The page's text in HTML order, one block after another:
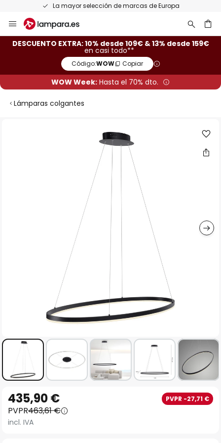
La mayor selección de marcas de Europa
al
contenido
DESCUENTO EXTRA: 10% desde 109€ & 13% desde 159€
en casi todo**
Código:WOW Copiar
WOW Week: Hasta el 70% dto.
Lámparas colgantes
comienzo
de
435,90 € PVPR -27,71 €
PVPR463,61 €
incl. IVA